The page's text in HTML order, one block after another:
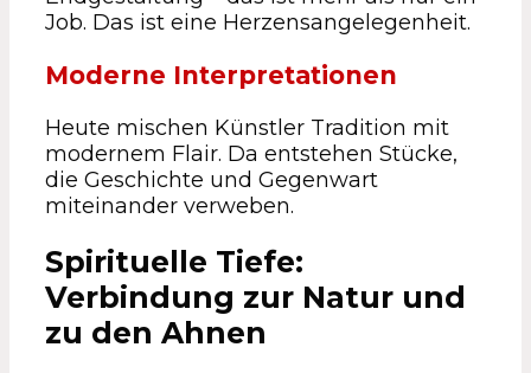
Job. Das ist eine Herzensangelegenheit.
Moderne Interpretationen
Heute mischen Künstler Tradition mit
modernem Flair. Da entstehen Stücke,
die Geschichte und Gegenwart
miteinander verweben.
Spirituelle Tiefe:
Verbindung zur Natur und
zu den Ahnen